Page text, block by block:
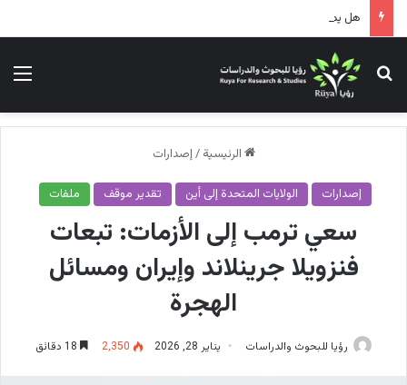
هل يمر التحالف الأمريكي الإسرائيلي بحالة توتر؟!
بحث عن
الرئيسية /إصدارات
إصدارات الولايات المتحدة إلى أين تقدير موقف ملفات
سعي ترمب إلى الأزمات: تبعات
فنزويلا جرينلاند وإيران ومسائل
الهجرة
رؤيا للبحوث والدراسات يناير 28, 2026 2٬350